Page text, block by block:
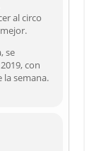
al circo
se
con
semana.